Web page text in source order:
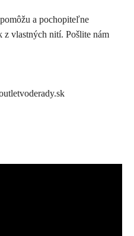
a pochopiteľne
vlastných nití. Pošlite nám